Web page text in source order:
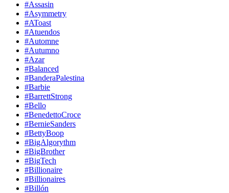
#Assasin
#Asymmetry
#AToast
#Atuendos
#Automne
#Autumno
#Azar
#Balanced
#BanderaPalestina
#Barbie
#BarrettStrong
#Bello
#BenedettoCroce
#BernieSanders
#BettyBoop
#BigAlgorythm
#BigBrother
#BigTech
#Billionaire
#Billionaires
#Billón